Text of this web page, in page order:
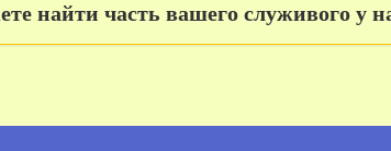
найти часть вашего служивого у